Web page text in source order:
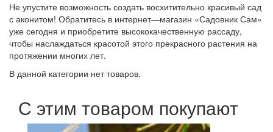
Не упустите возможность создать восхитительно красивый сад
с аконитом! Обратитесь в интернет—магазин «Садовник Сам»
уже сегодня и приобретите высококачественную рассаду,
чтобы наслаждаться красотой этого прекрасного растения на
протяжении многих лет.
В данной категории нет товаров.
С этим товаром покупают